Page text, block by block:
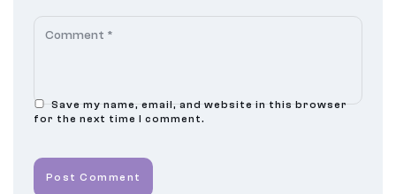
Save my name, email, and website in this browser
for the next time I comment.
Post Comment